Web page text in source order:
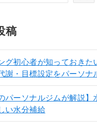
稿
グ初心者が知っておきた
謝・目標設定をパーソナ
パーソナルジムが解説
い水分補給